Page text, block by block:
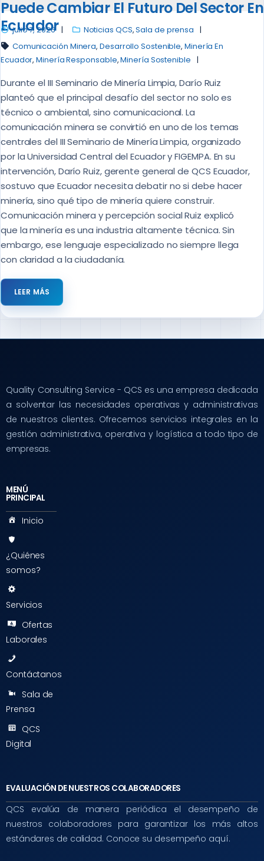
Puede Cambiar El Futuro Del Sector En
Ecuador
julio 7, 2026 Noticias QCS,Sala de prensa
Comunicación Minera,Desarrollo Sostenible, Minería En
Ecuador,Minería Responsable,Minería Sostenible
Durante el III Seminario de Minería Limpia, Darío Ruiz
planteó que el principal desafío del sector no solo es
técnico o ambiental, sino comunicacional. La
comunicación minera se convirtió en uno de los temas
centrales del III Seminario de Minería Limpia, organizado
por la Universidad Central del Ecuador y FIGEMPA. En su
intervención, Darío Ruiz, gerente general de QCS Ecuador,
sostuvo que Ecuador necesita debatir no si debe hacer
minería, sino qué tipo de minería quiere construir.
Comunicación minera y percepción social Ruiz explicó
que la minería es una industria altamente técnica. Sin
embargo, ese lenguaje especializado no siempre llega
con claridad a la ciudadanía.
LEER MÁS
Quality Consulting Service - QCS es una empresa dedicada
a solventar las necesidades operativas y administrativas
de nuestros clientes. Ofrecemos servicios integrales en la
gestión administrativa, operativa y logística a todo tipo de
empresas.
MENÚ
PRINCIPAL
Inicio
¿Quiénes
somos?
Servicios
Ofertas
Laborales
Contáctanos
Sala de
Prensa
QCS
Digital
EVALUACIÓN DE NUESTROS COLABORADORES
QCS evalúa de manera periódica el desempeño de
nuestros colaboradores para garantizar los más altos
estándares de calidad. Conoce su desempeño aquí.